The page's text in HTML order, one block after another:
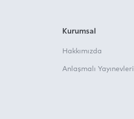
Kurumsal
Hakkımızda
Anlaşmalı Yayınevleri